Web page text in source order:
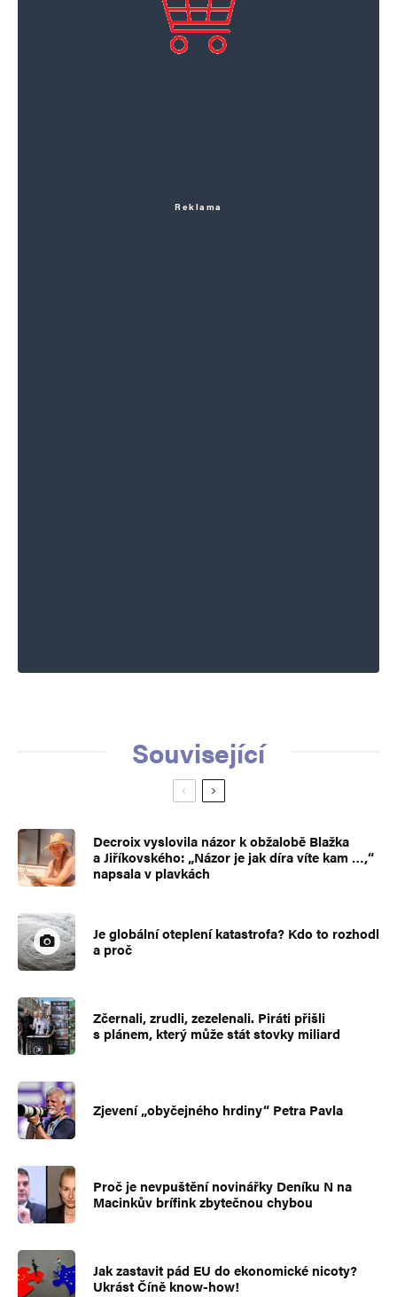
Reklama
Související
Decroix vyslovila názor k obžalobě Blažka
a Jiříkovského: „Názor je jak díra víte kam …,“
napsala v plavkách
Je globální oteplení katastrofa? Kdo to rozhodl
a proč
Zčernali, zrudli, zezelenali. Piráti přišli
s plánem, který může stát stovky miliard
Zjevení „obyčejného hrdiny“ Petra Pavla
Proč je nevpuštění novinářky Deníku N na
Macinkův brífink zbytečnou chybou
Jak zastavit pád EU do ekonomické nicoty?
Ukrást Číně know-how!